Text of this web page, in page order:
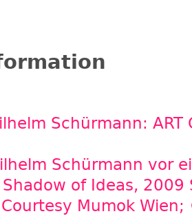
Schürmann: ART